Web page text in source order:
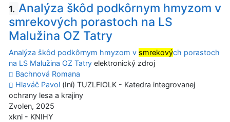
1. Analýza škôd podkôrnym hmyzom v
smrekových porastoch na LS
Malužina OZ Tatry
Analýza škôd podkôrnym hmyzom v smrekových porastoch
na LS Malužina OZ Tatry elektronický zdroj
Bachnová Romana
Hlaváč Pavol (Iní) TUZLFIOLK - Katedra integrovanej
ochrany lesa a krajiny
Zvolen, 2025
xkni - KNIHY